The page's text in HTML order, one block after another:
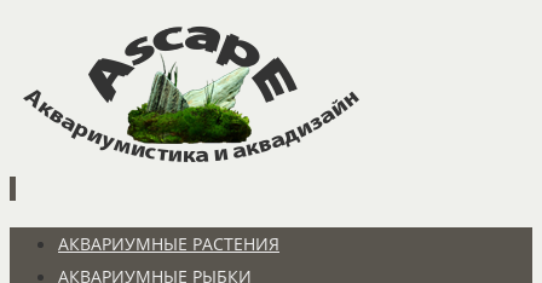
содержимому
ПерейтиАКВАРИУМНЫЕ РАСТЕНИЯ
АКВАРИУМНЫЕ РЫБКИ